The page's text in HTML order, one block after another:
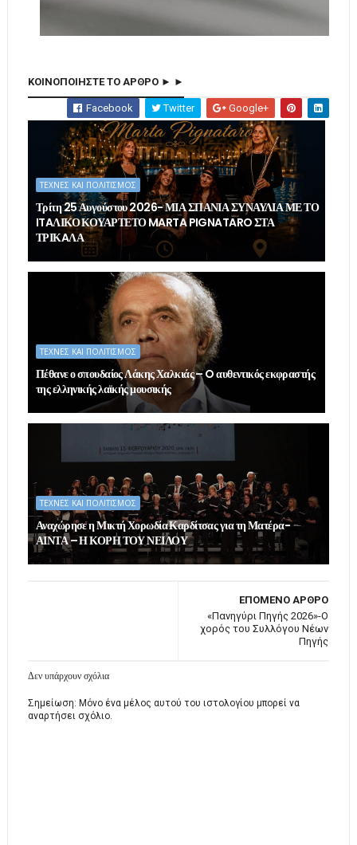
ΚΟΙΝΟΠΟΙΗΣΤΕ ΤΟ ΑΡΘΡΟ ► ►
Facebook Twitter Google+
ΤΕΧΝΕΣ ΚΑΙ ΠΟΛΙΤΙΣΜΟΣ
Τρίτη 25 Αυγούστου 2026- ΜΙΑ ΣΠΑΝΙΑ ΣΥΝΑΥΛΙΑ ΜΕ ΤΟ
ITAΛΙΚΟ ΚΟΥΑΡΤΕΤΟ MARTA PIGNATARO ΣΤΑ
ΤΡΙΚAΛΑ
ΤΕΧΝΕΣ ΚΑΙ ΠΟΛΙΤΙΣΜΟΣ
Πέθανε ο σπουδαίος Λάκης Χαλκιάς – O αυθεντικός εκφραστής
της ελληνικής λαϊκής μουσικής
ΤΕΧΝΕΣ ΚΑΙ ΠΟΛΙΤΙΣΜΟΣ
Αναχώρησε η Μικτή Χορωδία Καρδίτσας για τη Ματέρα-
ΑΙΝΤΑ – Η ΚΟΡΗ ΤΟΥ ΝΕΙΛΟΥ
ΕΠΟΜΕΝΟ ΑΡΘΡΟ
«Πανηγύρι Πηγής 2026»-Ο
χορός του Συλλόγου Νέων
Πηγής
Δεν υπάρχουν σχόλια
Σημείωση: Μόνο ένα μέλος αυτού του ιστολογίου μπορεί να
αναρτήσει σχόλιο.